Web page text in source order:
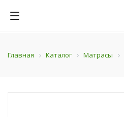
Главная Каталог Матрасы